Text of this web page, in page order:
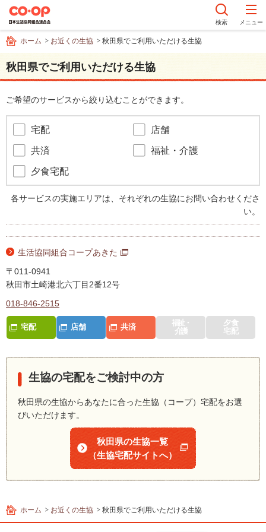
ジ
内
移
す
ト
内
主
メ
ニ
へ
移
動
し
ま
す
本
文
へ
移
ま
検索 メニュー
ホーム お近くの生協 秋田県でご利用いただける生協
秋田県でご利用いただける生協
ご希望のサービスから絞り込むことができます。
宅配 店舗
共済 福祉・介護
夕食宅配
各サービスの実施エリアは、それぞれの生協にお問い合わせくださ
い。
生活協同組合コープあきた
〒011-0941
秋田市土崎港北六丁目2番12号
018-846-2515
宅配 店舗 共済
福祉・
介護
夕食
宅配
生協の宅配をご検討中の方
秋田県の生協からあなたに合った生協（コープ）宅配をお選
びいただけます。
秋田県の生協一覧
（生協宅配サイトへ）
ホーム お近くの生協 秋田県でご利用いただける生協